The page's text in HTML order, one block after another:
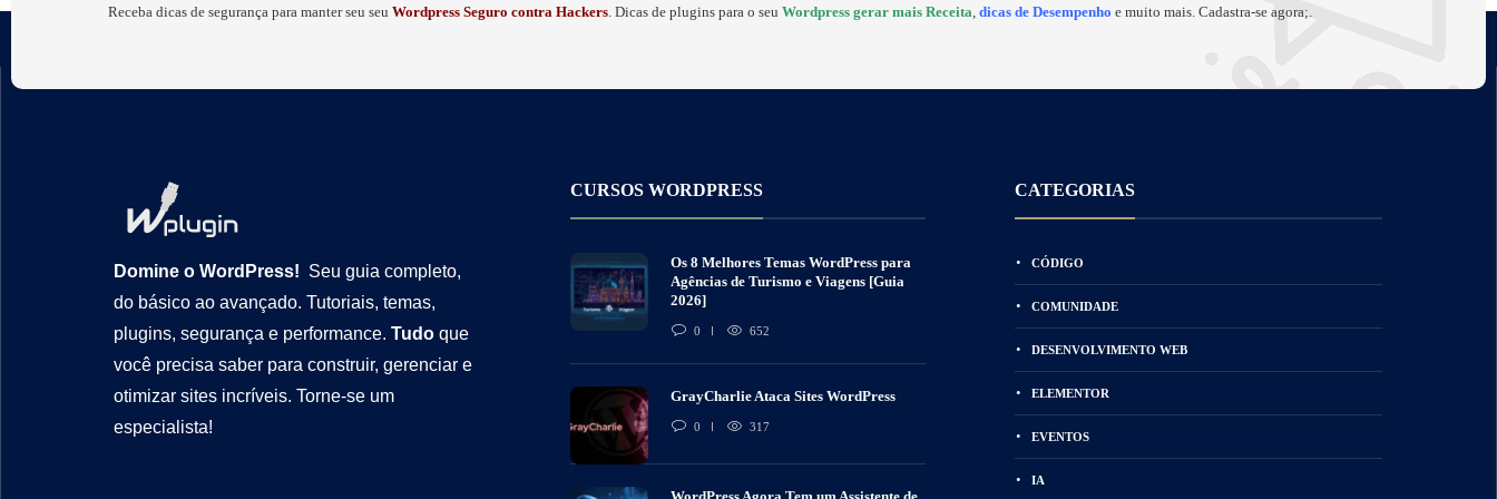
Receba dicas de segurança para manter seu seu Wordpress Seguro contra Hackers. Dicas de plugins para o seu Wordpress gerar mais Receita, dicas de Desempenho e muito mais. Cadastra-se agora;.
Domine o WordPress! Seu guia completo,
do básico ao avançado. Tutoriais, temas,
plugins, segurança e performance. Tudo que
você precisa saber para construir, gerenciar e
otimizar sites incríveis. Torne-se um
especialista!
CURSOS WORDPRESS
Os 8 Melhores Temas WordPress para
Agências de Turismo e Viagens [Guia
2026]
0 652
GrayCharlie Ataca Sites WordPress
0 317
CATEGORIAS
CÓDIGO
COMUNIDADE
DESENVOLVIMENTO WEB
ELEMENTOR
EVENTOS
IA